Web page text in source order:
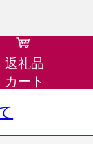
返礼品
カート